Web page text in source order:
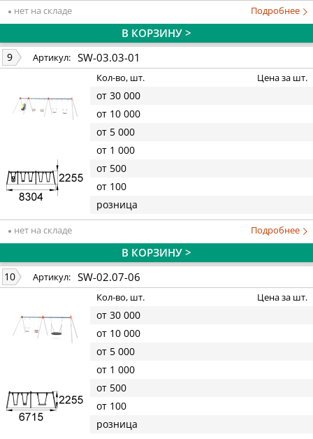
нет на складе Подробнее
В КОРЗИНУ >
9 Артикул: SW-03.03-01
Кол-во, шт. Цена за шт.
от 30 000
от 10 000
от 5 000
от 1 000
от 500
от 100
розница
нет на складе Подробнее
В КОРЗИНУ >
10 Артикул: SW-02.07-06
Кол-во, шт. Цена за шт.
от 30 000
от 10 000
от 5 000
от 1 000
от 500
от 100
розница